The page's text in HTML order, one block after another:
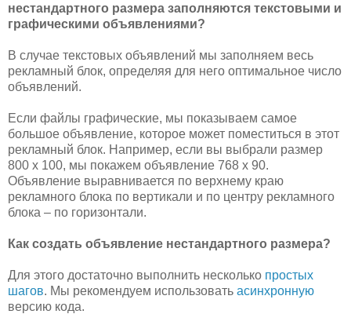
нестандартного размера заполняются текстовыми и
графическими объявлениями?
В случае текстовых объявлений мы заполняем весь
рекламный блок, определяя для него оптимальное число
объявлений.
Если файлы графические, мы показываем самое
большое объявление, которое может поместиться в этот
рекламный блок. Например, если вы выбрали размер
800 x 100, мы покажем объявление 768 x 90.
Объявление выравнивается по верхнему краю
рекламного блока по вертикали и по центру рекламного
блока – по горизонтали.
Как создать объявление нестандартного размера?
Для этого достаточно выполнить несколько простых
шагов. Мы рекомендуем использовать асинхронную
версию кода.